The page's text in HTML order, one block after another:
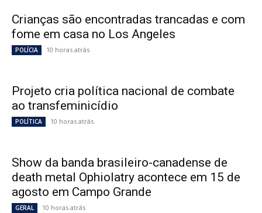
Crianças são encontradas trancadas e com
fome em casa no Los Angeles
POLÍCIA 10 horas atrás
Projeto cria política nacional de combate
ao transfeminicídio
POLÍTICA 10 horas atrás
Show da banda brasileiro-canadense de
death metal Ophiolatry acontece em 15 de
agosto em Campo Grande
GERAL 10 horas atrás